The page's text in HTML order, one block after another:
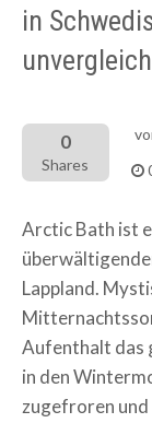
in
0
Shares
Arctic Bath ist
Lappland.
Aufenthalt das
in den
zugefroren